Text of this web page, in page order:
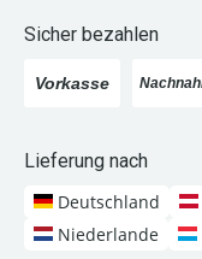
Sicher bezahlen
Lieferung nach
Deutschland
Niederlande